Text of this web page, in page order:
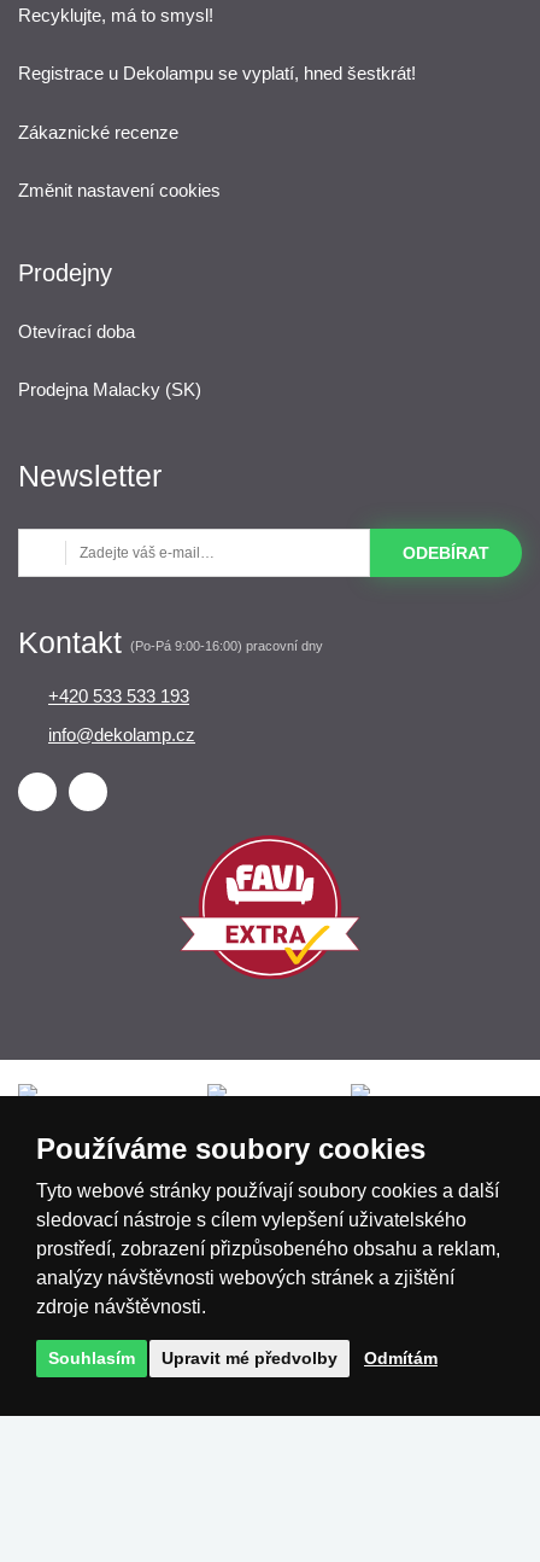
Recyklujte, má to smysl!
Registrace u Dekolampu se vyplatí, hned šestkrát!
Zákaznické recenze
Změnit nastavení cookies
Prodejny
Otevírací doba
Prodejna Malacky (SK)
Newsletter
ODEBÍRAT
Kontakt (Po-Pá 9:00-16:00) pracovní dny
+420 533 533 193
info@dekolamp.cz
Magyarország Österreich België
Nederland
Používáme soubory cookies
Tyto webové stránky používají soubory cookies a další
sledovací nástroje s cílem vylepšení uživatelského
prostředí, zobrazení přizpůsobeného obsahu a reklam,
analýzy návštěvnosti webových stránek a zjištění
zdroje návštěvnosti.
Souhlasím Upravit mé předvolby Odmítám